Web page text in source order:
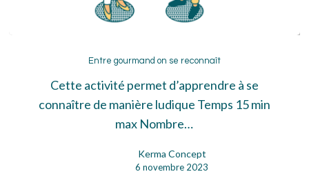
gourmand
on
se
reconnaît
Entre gourmand on se reconnaît
Cette activité permet d’apprendre à se
connaître de manière ludique Temps 15 min
max Nombre…
Kerma Concept
6 novembre 2023